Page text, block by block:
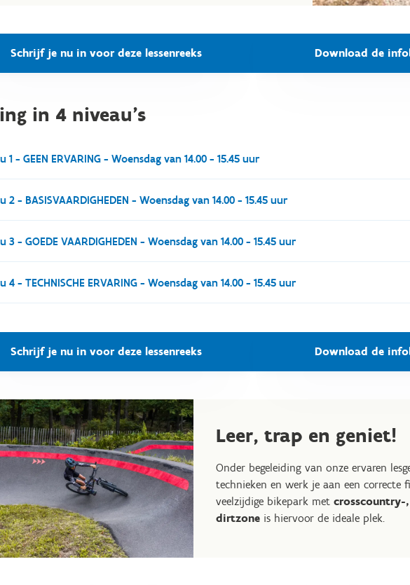
Schrijf je nu in voor deze lessenreeks Download de
in 4 niveau's
1 - GEEN ERVARING - Woensdag van 14.00 - 15.45 uur
voor wie nog weinig of geen ervaring heeft met mountainbiken.
2 - BASISVAARDIGHEDEN - Woensdag van 14.00 - 15.45 uur
reeds de basisvaardigheden zoals remmen, schakelen en eenvoudige bochten
3 - GOEDE VAARDIGHEDEN - Woensdag van 14.00 - 15.45 uur
al beginnen klimmen en dalen en neemt bochten vlot.
4 - TECHNISCHE ERVARING - Woensdag van 14.00 - 15.45 uur
Schrijf je nu in voor deze lessenreeks
Download de
Leer, trap en geniet!
Onder begeleiding van onze ervaren
technieken en werk je aan een correcte
veelzijdige bikepark met
dirtzone is hiervoor de ideale plek.